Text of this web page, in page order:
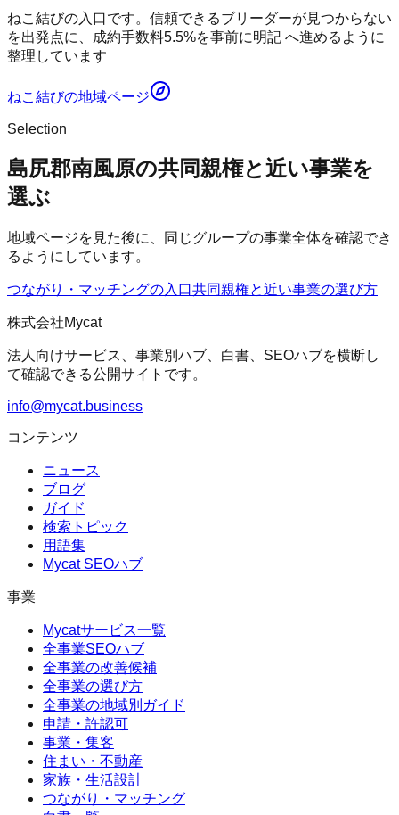
ねこ結びの入口です。信頼できるブリーダーが見つからない
を出発点に、成約手数料5.5%を事前に明記 へ進めるように
整理しています
ねこ結びの地域ページ
Selection
島尻郡南風原の共同親権と近い事業を
選ぶ
地域ページを見た後に、同じグループの事業全体を確認でき
るようにしています。
つながり・マッチングの入口共同親権と近い事業の選び方
株式会社Mycat
法人向けサービス、事業別ハブ、白書、SEOハブを横断し
て確認できる公開サイトです。
info@mycat.business
コンテンツ
ニュース
ブログ
ガイド
検索トピック
用語集
Mycat SEOハブ
事業
Mycatサービス一覧
全事業SEOハブ
全事業の改善候補
全事業の選び方
全事業の地域別ガイド
申請・許認可
事業・集客
住まい・不動産
家族・生活設計
つながり・マッチング